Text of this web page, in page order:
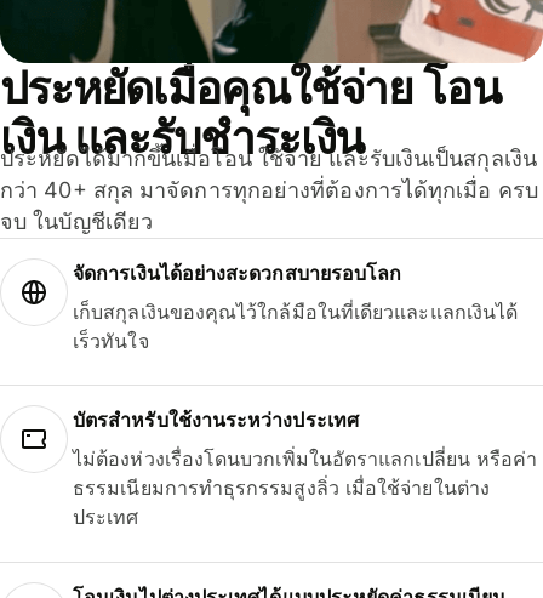
ประหยัดเมื่อคุณใช้จ่าย โอน
เงิน และรับชำระเงิน
ประหยัดได้มากขึ้นเมื่อโอน ใช้จ่าย และรับเงินเป็นสกุลเงิน
กว่า 40+ สกุล มาจัดการทุกอย่างที่ต้องการได้ทุกเมื่อ ครบ
จบ ในบัญชีเดียว
จัดการเงินได้อย่างสะดวกสบายรอบโลก
เก็บสกุลเงินของคุณไว้ใกล้มือในที่เดียวและแลกเงินได้
เร็วทันใจ
บัตรสำหรับใช้งานระหว่างประเทศ
ไม่ต้องห่วงเรื่องโดนบวกเพิ่มในอัตราแลกเปลี่ยน หรือค่า
ธรรมเนียมการทำธุรกรรมสูงลิ่ว เมื่อใช้จ่ายในต่าง
ประเทศ